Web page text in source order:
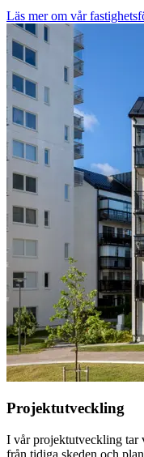
Läs mer om vår
Projektutveckling
I vår projektutveckling tar